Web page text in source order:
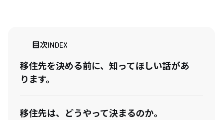
目次INDEX
移住先を決める前に、知ってほしい話があ
ります。
移住先は、どうやって決まるのか。